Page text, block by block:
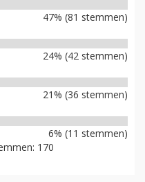
47% (81 stemmen)
24% (42 stemmen)
21% (36 stemmen)
6% (11 stemmen)
170